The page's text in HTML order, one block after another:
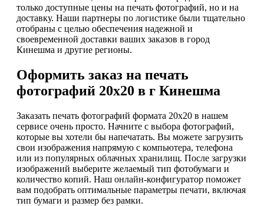
только доступные цены на печать фотографий, но и на
доставку. Наши партнеры по логистике были тщательно
отобраны с целью обеспечения надежной и
своевременной доставки ваших заказов в город
Кинешма и другие регионы.
Оформить заказ на печать
фотографий 20х20 в г Кинешма
Заказать печать фотографий формата 20х20 в нашем
сервисе очень просто. Начните с выбора фотографий,
которые вы хотели бы напечатать. Вы можете загрузить
свои изображения напрямую с компьютера, телефона
или из популярных облачных хранилищ. После загрузки
изображений выберите желаемый тип фотобумаги и
количество копий. Наш онлайн-конфигуратор поможет
вам подобрать оптимальные параметры печати, включая
тип бумаги и размер без рамки.